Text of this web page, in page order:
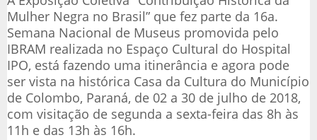
Mulher Negra no Brasil” que fez parte da 16a.
Semana Nacional de Museus promovida pelo
IBRAM realizada no Espaço Cultural do Hospital
IPO, está fazendo uma itinerância e agora pode
ser vista na histórica Casa da Cultura do Município
de Colombo, Paraná, de 02 a 30 de julho de 2018,
com visitação de segunda a sexta-feira das 8h às
11h e das 13h às 16h.